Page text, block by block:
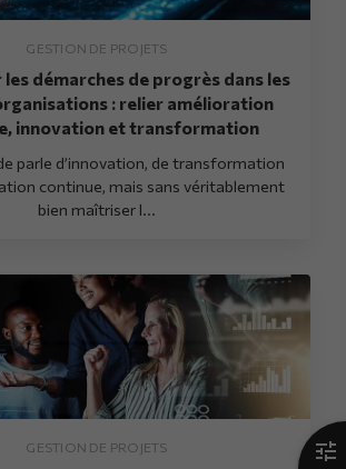
GESTION DE PROJETS
démarches de progrès dans les
: relier amélioration
innovation et transformation
parle d’innovation, de transformation
continue, mais sans véritablement
bien maîtriser l...
GESTION DE PROJETS